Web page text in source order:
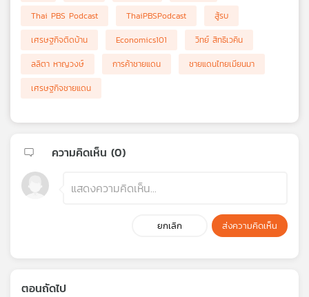
Thai PBS Podcast
ThaiPBSPodcast
สู้รบ
เศรษฐกิจติดบ้าน
Economics101
วิทย์ สิทธิเวคิน
ลลิตา หาญวงษ์
การค้าชายแดน
ชายแดนไทยเมียนมา
เศรษฐกิจชายแดน
ความคิดเห็น (0)
ยกเลิก ส่งความคิดเห็น
ตอนถัดไป